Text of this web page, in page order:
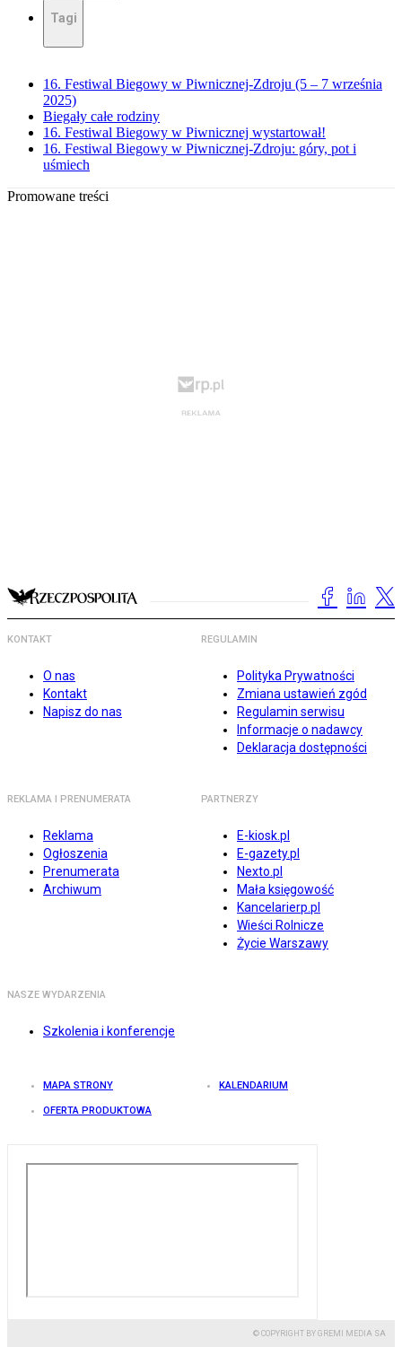
Tagi
16. Festiwal Biegowy w Piwnicznej-Zdroju (5 – 7 września
2025)
Biegały całe rodziny
16. Festiwal Biegowy w Piwnicznej wystartował!
16. Festiwal Biegowy w Piwnicznej-Zdroju: góry, pot i
uśmiech
Promowane treści
KONTAKT
O nas
Kontakt
Napisz do nas
REGULAMIN
Polityka Prywatności
Zmiana ustawień zgód
Regulamin serwisu
Informacje o nadawcy
Deklaracja dostępności
REKLAMA I PRENUMERATA
Reklama
Ogłoszenia
Prenumerata
Archiwum
PARTNERZY
E-kiosk.pl
E-gazety.pl
Nexto.pl
Mała księgowość
Kancelarierp.pl
Wieści Rolnicze
Życie Warszawy
NASZE WYDARZENIA
Szkolenia i konferencje
MAPA STRONY KALENDARIUM
OFERTA PRODUKTOWA
© COPYRIGHT BY GREMI MEDIA SA